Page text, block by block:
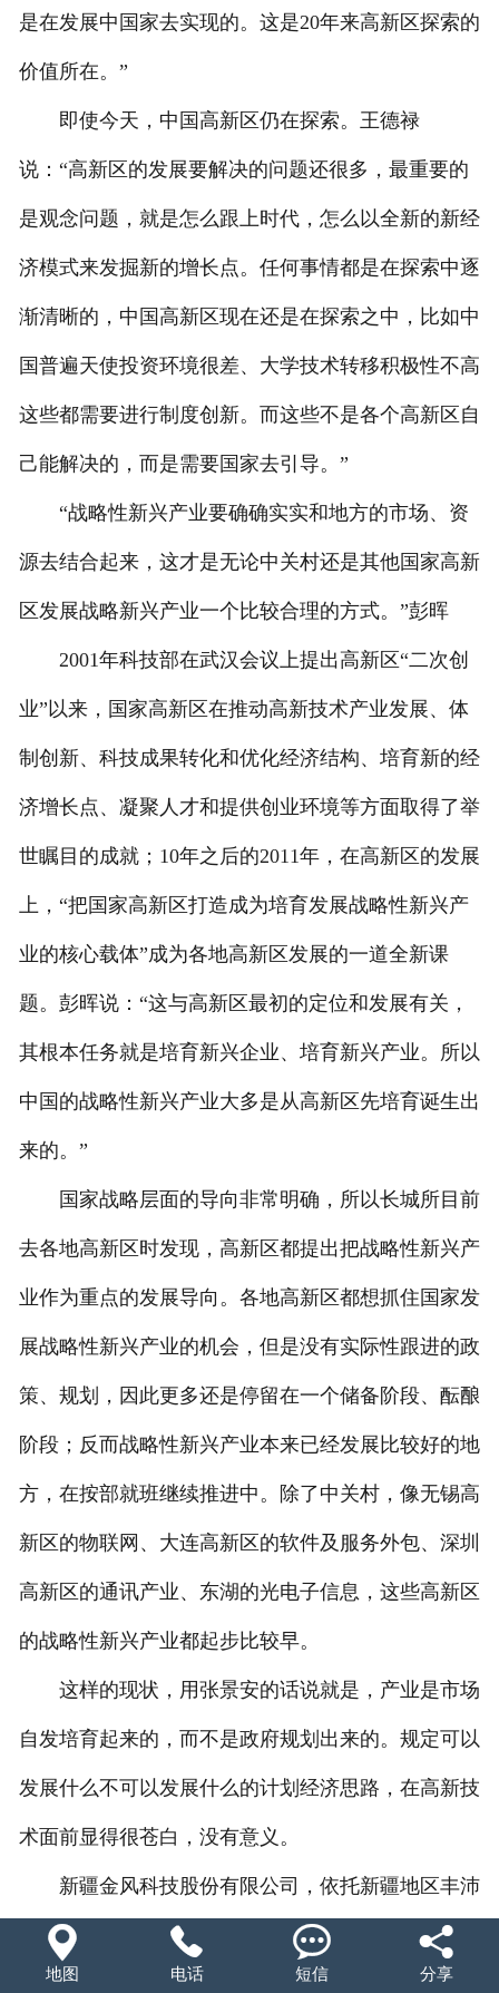
是在发展中国家去实现的。这是20年来高新区探索的
价值所在。”
即使今天，中国高新区仍在探索。王德禄
说：“高新区的发展要解决的问题还很多，最重要的
是观念问题，就是怎么跟上时代，怎么以全新的新经
济模式来发掘新的增长点。任何事情都是在探索中逐
渐清晰的，中国高新区现在还是在探索之中，比如中
国普遍天使投资环境很差、大学技术转移积极性不高
这些都需要进行制度创新。而这些不是各个高新区自
己能解决的，而是需要国家去引导。”
“战略性新兴产业要确确实实和地方的市场、资
源去结合起来，这才是无论中关村还是其他国家高新
区发展战略新兴产业一个比较合理的方式。”彭晖
2001年科技部在武汉会议上提出高新区“二次创
业”以来，国家高新区在推动高新技术产业发展、体
制创新、科技成果转化和优化经济结构、培育新的经
济增长点、凝聚人才和提供创业环境等方面取得了举
世瞩目的成就；10年之后的2011年，在高新区的发展
上，“把国家高新区打造成为培育发展战略性新兴产
业的核心载体”成为各地高新区发展的一道全新课
题。彭晖说：“这与高新区最初的定位和发展有关，
其根本任务就是培育新兴企业、培育新兴产业。所以
中国的战略性新兴产业大多是从高新区先培育诞生出
来的。”
国家战略层面的导向非常明确，所以长城所目前
去各地高新区时发现，高新区都提出把战略性新兴产
业作为重点的发展导向。各地高新区都想抓住国家发
展战略性新兴产业的机会，但是没有实际性跟进的政
策、规划，因此更多还是停留在一个储备阶段、酝酿
阶段；反而战略性新兴产业本来已经发展比较好的地
方，在按部就班继续推进中。除了中关村，像无锡高
新区的物联网、大连高新区的软件及服务外包、深圳
高新区的通讯产业、东湖的光电子信息，这些高新区
的战略性新兴产业都起步比较早。
这样的现状，用张景安的话说就是，产业是市场
自发培育起来的，而不是政府规划出来的。规定可以
发展什么不可以发展什么的计划经济思路，在高新技
术面前显得很苍白，没有意义。
新疆金风科技股份有限公司，依托新疆地区丰沛
的风力资源，克服重重困难，发展成为国内最早和目
前规模最大的风电技术设备研发和制造企业，如今，

地图

电话

短信

分享